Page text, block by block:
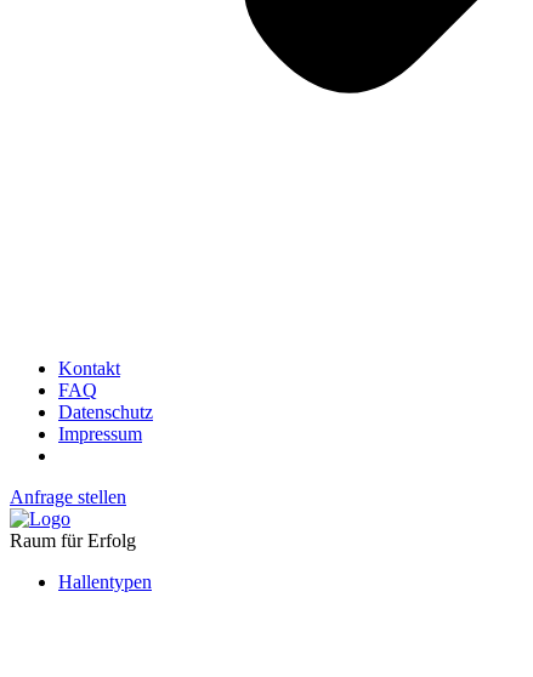
Kontakt
FAQ
Datenschutz
Impressum
Anfrage stellen
Raum für Erfolg
Hallentypen